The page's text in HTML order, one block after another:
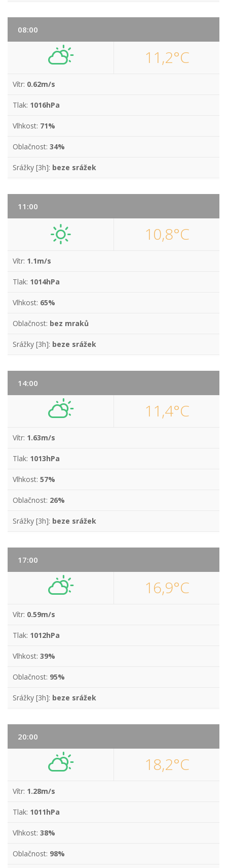
08:00
11,2°C
Vítr: 0.62m/s
Tlak: 1016hPa
Vlhkost: 71%
Oblačnost: 34%
Srážky [3h]: beze srážek
11:00
10,8°C
Vítr: 1.1m/s
Tlak: 1014hPa
Vlhkost: 65%
Oblačnost: bez mraků
Srážky [3h]: beze srážek
14:00
11,4°C
Vítr: 1.63m/s
Tlak: 1013hPa
Vlhkost: 57%
Oblačnost: 26%
Srážky [3h]: beze srážek
17:00
16,9°C
Vítr: 0.59m/s
Tlak: 1012hPa
Vlhkost: 39%
Oblačnost: 95%
Srážky [3h]: beze srážek
20:00
18,2°C
Vítr: 1.28m/s
Tlak: 1011hPa
Vlhkost: 38%
Oblačnost: 98%